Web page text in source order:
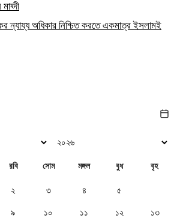
ন্যায্য অধিকার নিশ্চিত করতে একমাত্র ইসলামই
রবি সোম মঙ্গল বুধ বৃহ
২ ৩ ৪ ৫
৯ ১০ ১১ ১২ ১৩